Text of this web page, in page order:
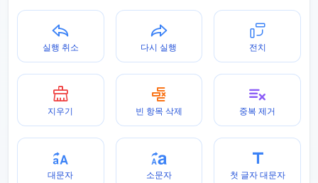
실행 취소 다시 실행 전치
지우기 빈 항목 삭제 중복 제거
대문자 소문자 첫 글자 대문자